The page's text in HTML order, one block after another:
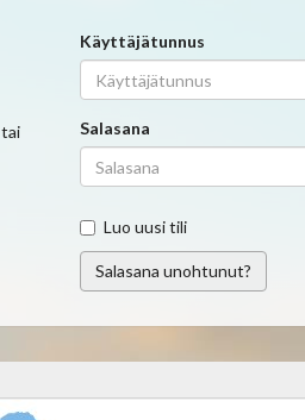
tai
Käyttäjätunnus
Salasana
Luo uusi tili
Salasana unohtunut?